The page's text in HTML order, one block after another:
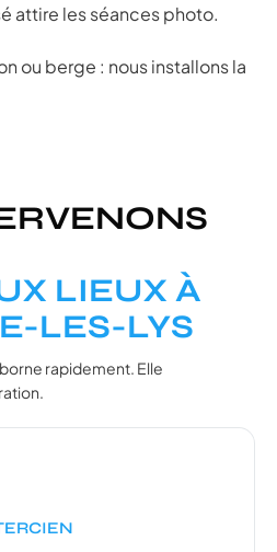
attire les séances photo.
ou berge : nous installons la
LIEUX À
LES-LYS
rapidement. Elle